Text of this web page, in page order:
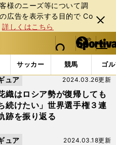
様のニーズ等について調
広告を表⽰する⽬的で Co
詳しくはこちら
閉じ
る
web Sportiva (webスポルティーバ)
検索
マイペ
ー
ジ
メニュ
サッカー 競馬 ゴ
ュース・ 情報
織はロシア勢が復帰しても
続けたい」世界選手権３連
跡を振り返る
2024.03.26更新
ュア
2024.03.18更新
ュア